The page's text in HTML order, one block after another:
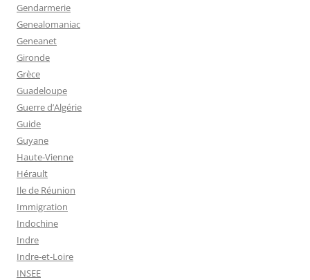
Gendarmerie
Genealomaniac
Geneanet
Gironde
Grèce
Guadeloupe
Guerre d’Algérie
Guide
Guyane
Haute-Vienne
Hérault
Ile de Réunion
Immigration
Indochine
Indre
Indre-et-Loire
INSEE